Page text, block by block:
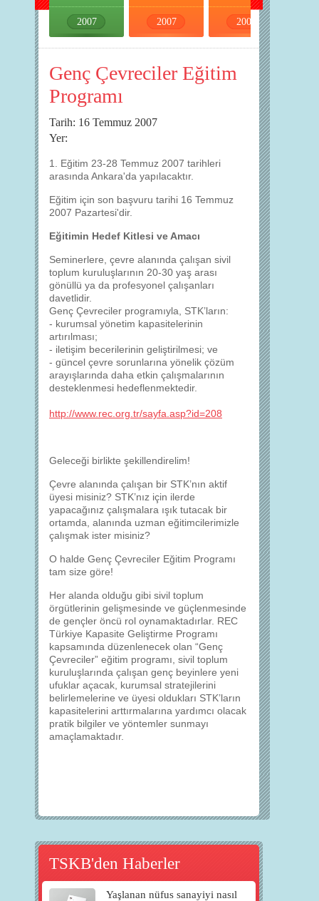
2007 2007 2007
Genç Çevreciler Eğitim
Programı
Tarih: 16 Temmuz 2007
Yer:
1. Eğitim 23-28 Temmuz 2007 tarihleri
arasında Ankara'da yapılacaktır.
Eğitim için son başvuru tarihi 16 Temmuz
2007 Pazartesi'dir.
Eğitimin Hedef Kitlesi ve Amacı
Seminerlere, çevre alanında çalışan sivil
toplum kuruluşlarının 20-30 yaş arası
gönüllü ya da profesyonel çalışanları
davetlidir.
Genç Çevreciler programıyla, STK’ların:
- kurumsal yönetim kapasitelerinin
artırılması;
- iletişim becerilerinin geliştirilmesi; ve
- güncel çevre sorunlarına yönelik çözüm
arayışlarında daha etkin çalışmalarının
desteklenmesi hedeflenmektedir.
http://www.rec.org.tr/sayfa.asp?id=208
Geleceği birlikte şekillendirelim!
Çevre alanında çalışan bir STK’nın aktif
üyesi misiniz? STK’nız için ilerde
yapacağınız çalışmalara ışık tutacak bir
ortamda, alanında uzman eğitimcilerimizle
çalışmak ister misiniz?
O halde Genç Çevreciler Eğitim Programı
tam size göre!
Her alanda olduğu gibi sivil toplum
örgütlerinin gelişmesinde ve güçlenmesinde
de gençler öncü rol oynamaktadırlar. REC
Türkiye Kapasite Geliştirme Programı
kapsamında düzenlenecek olan “Genç
Çevreciler” eğitim programı, sivil toplum
kuruluşlarında çalışan genç beyinlere yeni
ufuklar açacak, kurumsal stratejilerini
belirlemelerine ve üyesi oldukları STK’ların
kapasitelerini arttırmalarına yardımcı olacak
pratik bilgiler ve yöntemler sunmayı
amaçlamaktadır.
TSKB'den Haberler
Yaşlanan nüfus sanayiyi nasıl